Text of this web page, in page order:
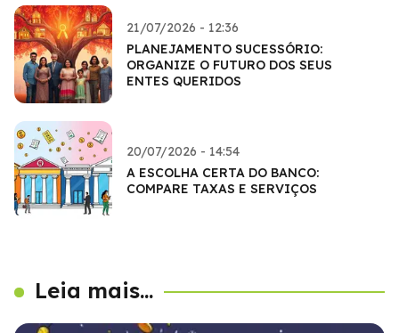
21/07/2026 - 12:36
PLANEJAMENTO SUCESSÓRIO:
ORGANIZE O FUTURO DOS SEUS
ENTES QUERIDOS
20/07/2026 - 14:54
A ESCOLHA CERTA DO BANCO:
COMPARE TAXAS E SERVIÇOS
Leia mais...